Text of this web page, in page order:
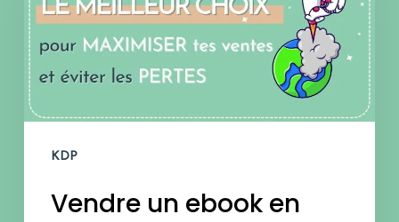
ebook
en
ligne
publier
pour
KDP
Vendre un ebook en